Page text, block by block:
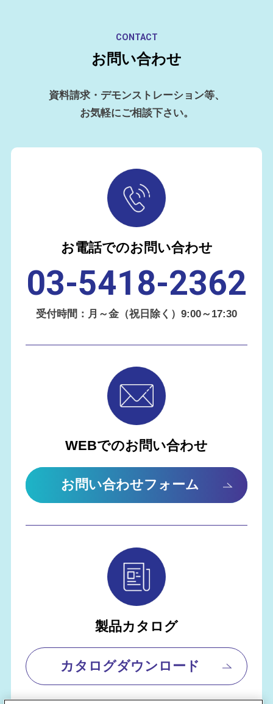
CONTACT
お問い合わせ
資料請求・デモンストレーション等、
お気軽にご相談下さい。
お電話でのお問い合わせ
03-5418-2362
受付時間：月～金（祝日除く）9:00～17:30
WEBでのお問い合わせ
お問い合わせフォーム
製品カタログ
カタログダウンロード